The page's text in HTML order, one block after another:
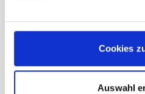
Cookies
Auswahl
La Sportiva
UVP94,95 €